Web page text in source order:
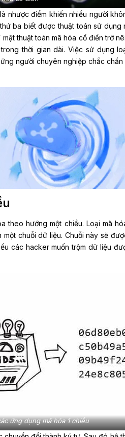
nhược điểm khiến nhiều người
ba biết được thuật toán sử dụng
thuật toán mã hóa cổ điển trở
thời gian dài. Việc sử dụng
người chuyên nghiệp chắc
theo hướng một chiều. Loại mã
chuỗi dữ liệu. Chuỗi này sẽ
các hacker muốn trộm dữ liệu
ứng dụng mã hóa 1 chiều